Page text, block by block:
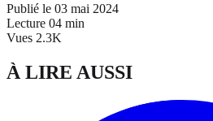
Publié le 03 mai 2024
Lecture 04 min
Vues 2.3K
À LIRE AUSSI